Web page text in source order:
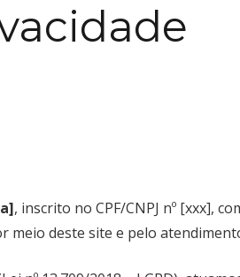
, inscrito no CPF/CNPJ nº [xxx],
deste site e pelo